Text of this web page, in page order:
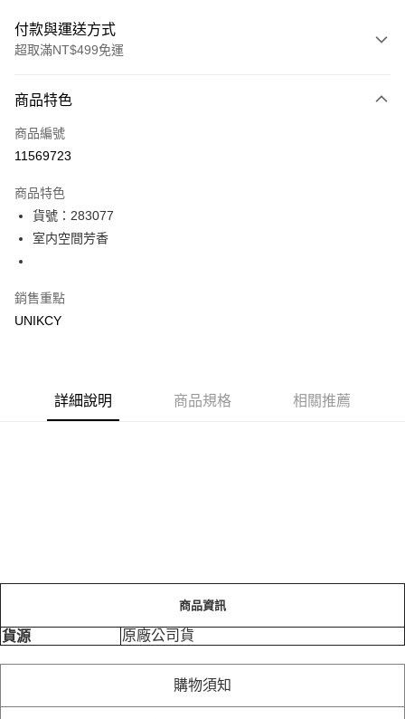
付款與運送方式
超取滿NT$499免運
icash Pay
信用卡一次付款
LINE Pay
Apple Pay
7-11取貨付款［需3-5個工作天不含預購商品］
商品特色
商品編號
11569723
商品特色
貨號：283077
室内空間芳香
銷售重點
UNIKCY
詳細說明 商品規格 相關推薦
商品資訊
貨源 原廠公司貨
購物須知